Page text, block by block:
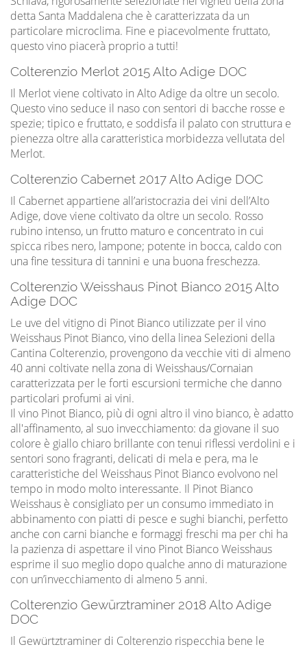
detta Santa Maddalena che è caratterizzata da un
particolare microclima. Fine e piacevolmente fruttato,
questo vino piacerà proprio a tutti!
Colterenzio Merlot 2015 Alto Adige DOC
Il Merlot viene coltivato in Alto Adige da oltre un secolo.
Questo vino seduce il naso con sentori di bacche rosse e
spezie; tipico e fruttato, e soddisfa il palato con struttura e
pienezza oltre alla caratteristica morbidezza vellutata del
Merlot.
Colterenzio Cabernet 2017 Alto Adige DOC
Il Cabernet appartiene all’aristocrazia dei vini dell’Alto
Adige, dove viene coltivato da oltre un secolo. Rosso
rubino intenso, un frutto maturo e concentrato in cui
spicca ribes nero, lampone; potente in bocca, caldo con
una fine tessitura di tannini e una buona freschezza.
Colterenzio Weisshaus Pinot Bianco 2015 Alto
Adige DOC
Le uve del vitigno di Pinot Bianco utilizzate per il vino
Weisshaus Pinot Bianco, vino della linea Selezioni della
Cantina Colterenzio, provengono da vecchie viti di almeno
40 anni coltivate nella zona di Weisshaus/Cornaian
caratterizzata per le forti escursioni termiche che danno
particolari profumi ai vini.
Il vino Pinot Bianco, più di ogni altro il vino bianco, è adatto
all'affinamento, al suo invecchiamento: da giovane il suo
colore è giallo chiaro brillante con tenui riflessi verdolini e i
sentori sono fragranti, delicati di mela e pera, ma le
caratteristiche del Weisshaus Pinot Bianco evolvono nel
tempo in modo molto interessante. Il Pinot Bianco
Weisshaus è consigliato per un consumo immediato in
abbinamento con piatti di pesce e sughi bianchi, perfetto
anche con carni bianche e formaggi freschi ma per chi ha
la pazienza di aspettare il vino Pinot Bianco Weisshaus
esprime il suo meglio dopo qualche anno di maturazione
con un’invecchiamento di almeno 5 anni.
Colterenzio Gewürztraminer 2018 Alto Adige
DOC
Il Gewürtztraminer di Colterenzio rispecchia bene le